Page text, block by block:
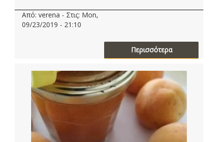
Από: verena - Στις: Mon,
09/23/2019 - 21:10
Περισσότερα